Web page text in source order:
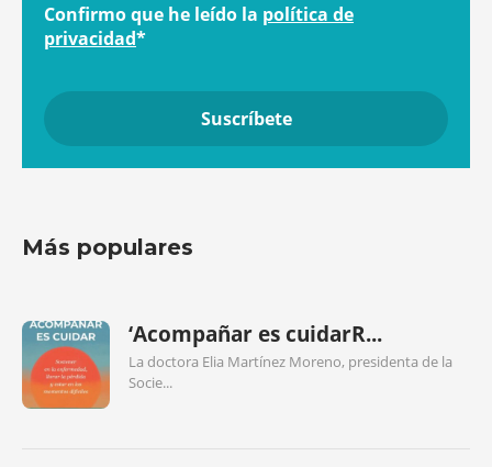
Confirmo que he leído la política de
privacidad*
Más populares
‘Acompañar es cuidarR...
La doctora Elia Martínez Moreno, presidenta de la
Socie...